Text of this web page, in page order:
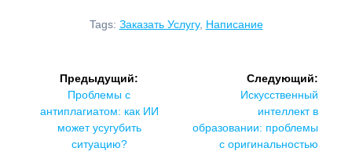
Tags: Заказать Услугу, Написание
Навигация
по
записям
Предыдущий:
Предыдущая
запись:
Проблемы с
антиплагиатом: как ИИ
может усугубить
ситуацию?
Следующий:
Следующая
запись:
Искусственный
интеллект в
образовании: проблемы
с оригинальностью